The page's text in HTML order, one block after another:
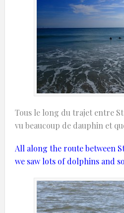
Tous le long du trajet entre
vu beaucoup de dauphin et
All along the routebetween
we saw lots of dolphins and